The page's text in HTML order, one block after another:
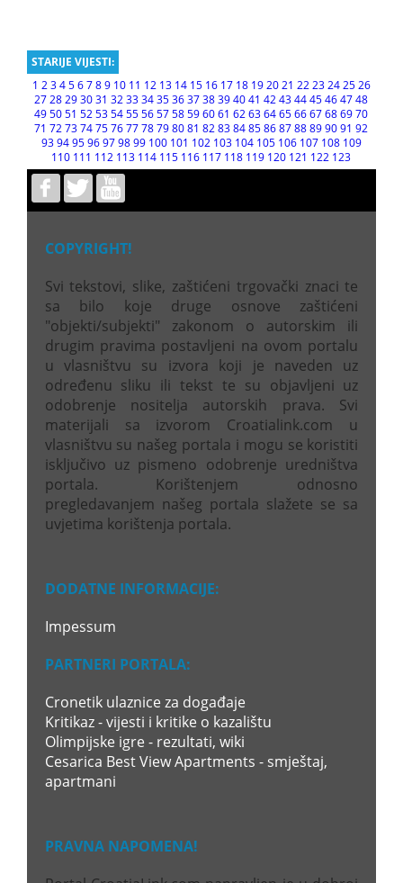
STARIJE VIJESTI:
1 23456789 10 11 12 13 14 15 16 17 18 192021 2223242526
27 28 29 30 31 32 33 34 35 36 37 38 39 40 41 42 43 44 45 46 47 48
49 50 51 52 53 54 55 56 57 58 59 60 61 62 63 64 65 66 67 68 69 70
71 72 73 74 75 76 77 78 79 80 81 82 83 84 85 86 87 88 89 90 91 92
93949596979899 100 101 102 103 104 105 106 107 108 109
110 111 112 113 114 115 116 117 118 119 120 121 122 123
COPYRIGHT!
Svi tekstovi, slike, zaštićeni trgovački znaci te
sa bilo koje druge osnove zaštićeni
"objekti/subjekti" zakonom o autorskim ili
drugim pravima postavljeni na ovom portalu
u vlasništvu su izvora koji je naveden uz
određenu sliku ili tekst te su objavljeni uz
odobrenje nositelja autorskih prava. Svi
materijali sa izvorom Croatialink.com u
vlasništvu su našeg portala i mogu se koristiti
isključivo uz pismeno odobrenje uredništva
portala. Korištenjem odnosno
pregledavanjem našeg portala slažete se sa
uvjetima korištenja portala.
DODATNE INFORMACIJE:
Impessum
PARTNERI PORTALA:
Cronetik ulaznice za događaje
Kritikaz - vijesti i kritike o kazalištu
Olimpijske igre - rezultati, wiki
Cesarica Best View Apartments - smještaj,
apartmani
PRAVNA NAPOMENA!